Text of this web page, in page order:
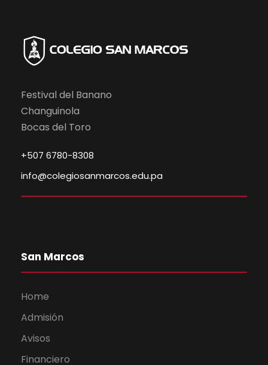
Festival del Banano
Changuinola
Bocas del Toro
+507 6780-8308
info@colegiosanmarcos.edu.pa
San Marcos
Home
Admisión
Avisos
Financiero